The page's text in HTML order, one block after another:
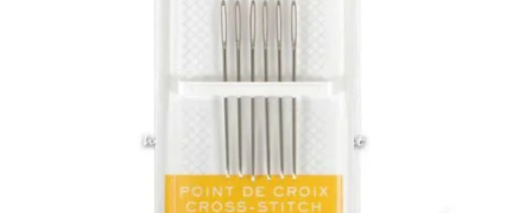
個人情報取り扱いについて
閉じる